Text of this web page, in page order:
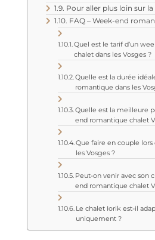
Pour aller plus loin sur
FAQ – Week-end
Quel est le tarif d’un
chalet dans les Vosges ?
Quelle est la durée
romantique dans les
Quelle est la meilleure
end romantique chalet
Que faire en couple lors
les Vosges ?
Peut-on venir avec son
end romantique chalet
Le chalet Iorik est-il
uniquement ?